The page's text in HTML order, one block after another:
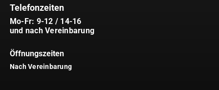
Telefonzeiten
Mo-Fr: 9-12 / 14-16
und nach Vereinbarung
Öffnungszeiten
Nach Vereinbarung